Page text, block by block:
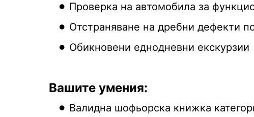
Проверка на автомобила за
Отстраняване на дребни дефекти
Обикновени еднодневни екскурзии
Вашите умения:
Валидна шофьорска книжка